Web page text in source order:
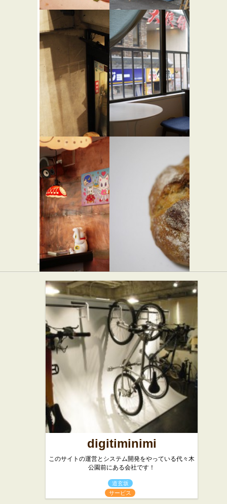
炭火焼ホル
モン まん
てん 代々
木店
★☆☆
パニーノ
ニーノ ★☆☆
イタリアン
弁当・惣菜
野菜を食べ
るカレー
camp ★☆☆
カレー屋
トンガコ
★★☆
カフェ・喫茶店
代々木カリ
ー ★☆☆
カレー屋
バー・居酒屋
プルクル
★☆☆
パン屋
digitiminimi
このサイトの運営とシステム開発をやっている代々木
公園前にある会社です！
道玄坂
サービス